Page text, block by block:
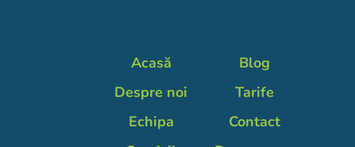
Acasă
Despre noi
Echipa
Blog
Tarife
Contact